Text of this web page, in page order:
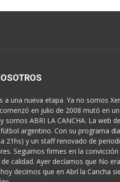
a una nueva etapa. Ya no somos
en julio de 2008 mutó en
somos ABRI LA CANCHA. La web
argentino. Con su programa
21hs) y un staff renovado de
Seguimos firmes en la
calidad. Ayer decíamos que No
decimos que en Abrí la Cancha